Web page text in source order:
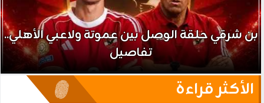
بن شرقي حلقة الوصل بين عموتة ولاعبي الأهلي..
تفاصيل
الأكثر قراءة